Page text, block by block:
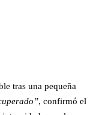
tras una pequeña
, confirmó el